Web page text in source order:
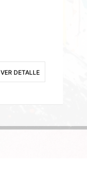
VER DETALLE